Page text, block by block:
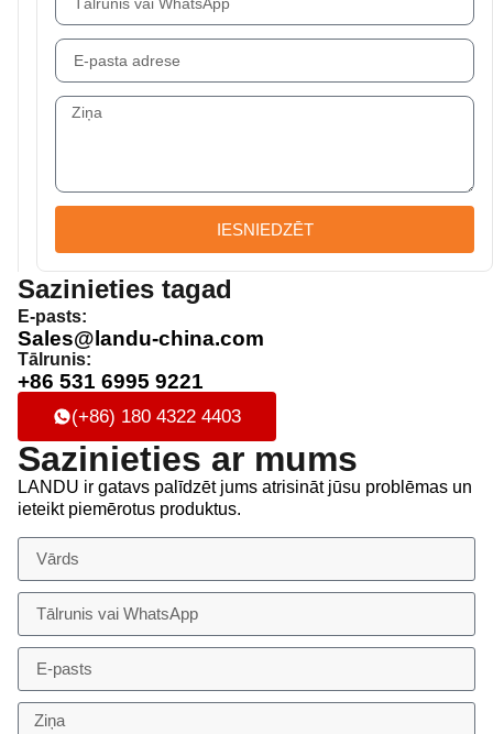
IESNIEDZĒT
Sazinieties tagad
E-pasts:
Sales@landu-china.com
Tālrunis:
+86 531 6995 9221
(+86) 180 4322 4403
Sazinieties ar mums
LANDU ir gatavs palīdzēt jums atrisināt jūsu problēmas un
ieteikt piemērotus produktus.